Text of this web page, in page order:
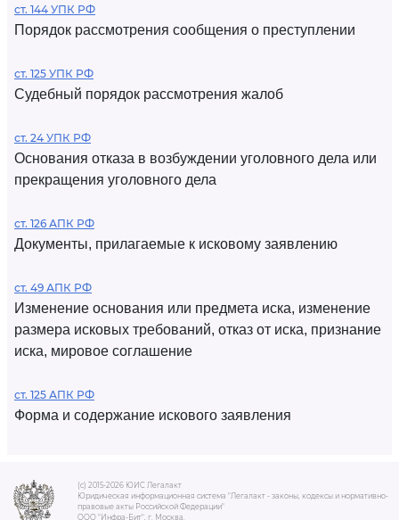
ст. 144 УПК РФ
Порядок рассмотрения сообщения о преступлении
ст. 125 УПК РФ
Судебный порядок рассмотрения жалоб
ст. 24 УПК РФ
Основания отказа в возбуждении уголовного дела или
прекращения уголовного дела
ст. 126 АПК РФ
Документы, прилагаемые к исковому заявлению
ст. 49 АПК РФ
Изменение основания или предмета иска, изменение
размера исковых требований, отказ от иска, признание
иска, мировое соглашение
ст. 125 АПК РФ
Форма и содержание искового заявления
(c) 2015-2026 ЮИС Легалакт
Юридическая информационная система "Легалакт - законы, кодексы и нормативно-
правовые акты Российской Федерации"
ООО "Инфра-Бит", г. Москва.